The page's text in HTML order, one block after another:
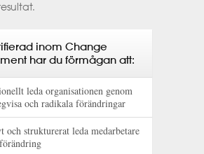
inom Change
har du förmågan att:
leda organisationen genom
och radikala förändringar
och strukturerat leda medarbetare